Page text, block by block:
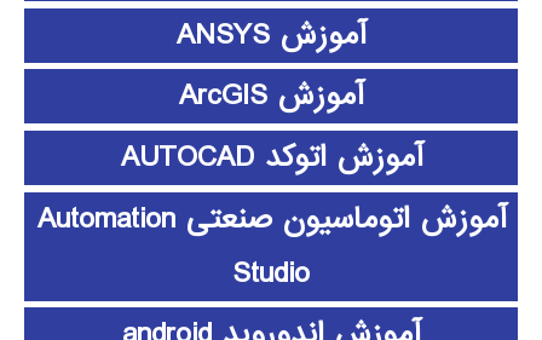
آموزش ANSYS
آموزش ArcGIS
آموزش اتوکد AUTOCAD
آموزش اتوماسیون صنعتی Automation
Studio